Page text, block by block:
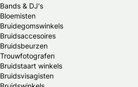
Bands & DJ's
Bloemisten
Bruidegomswinkels
Bruidsaccesoires
Bruidsbeurzen
Trouwfotografen
Bruidstaart winkels
Bruidsvisagisten